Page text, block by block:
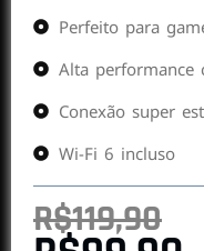
Perfeito para
Alta performance
Conexão super
Wi-Fi 6 incluso
R$119,90